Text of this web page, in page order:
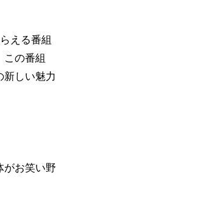
える番組
この番組
新しい魅力
がお笑い野